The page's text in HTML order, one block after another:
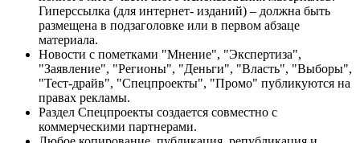
Гиперссылка (для интернет- изданий) – должна быть
размещена в подзаголовке или в первом абзаце
материала.
Новости с пометками "Мнение", "Экспертиза",
"Заявление", "Регионы", "Деньги", "Власть", "Выборы",
"Тест-драйв", "Спецпроекты", "Промо" публикуются на
правах рекламы.
Раздел Спецпроекты создается совместно с
коммерческими партнерами.